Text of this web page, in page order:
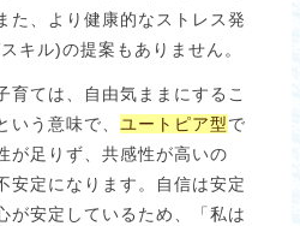
た、より健康的なストレス発
キル)の提案もありません。
育ては、自由気ままにするこ
いう意味で、 ユートピア型で
が足りず、共感性が高いの
安定になります。自信は安定
が安定しているため、「私は